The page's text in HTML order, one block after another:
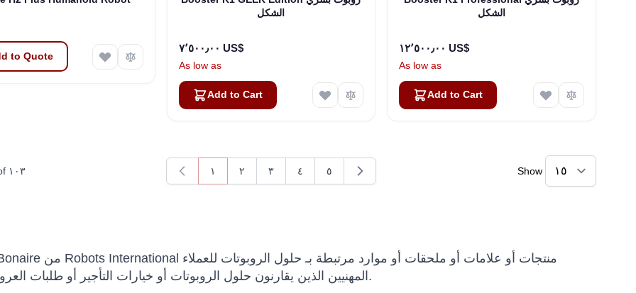
to Quote
الشكل
٧٬٥٠٠٫٠٠ US$
As low as
Add to Cart
الشكل
١٢٬٥٠٠٫٠٠ US$
As low as
Add to Cart
١٠٣
You're currently reading page
١
Page
٢
Page
٣
Page
٤
Page
٥ Show
المهنيين الذين يقارنون حلول الروبوتات أو خيارات التأجير أو طلبات العروض الدولية.